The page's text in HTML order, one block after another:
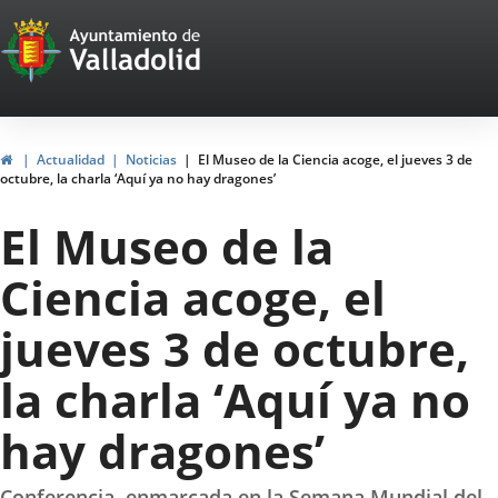
Portal
Web
del
Ayuntamiento
de
Valladolid
HomeActualidad Noticias
El Museo de la Ciencia acoge, el jueves 3 de
octubre, la charla ‘Aquí ya no hay dragones’
El Museo de la
Ciencia acoge, el
jueves 3 de octubre,
la charla ‘Aquí ya no
hay dragones’